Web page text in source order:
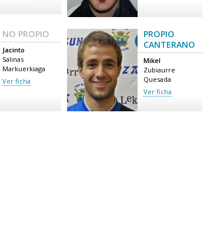
NO PROPIO
Jacinto
Salinas
Markuerkiaga
Ver ficha
PROPIO
CANTERANO
Mikel
Zubiaurre
Quesada
Ver ficha